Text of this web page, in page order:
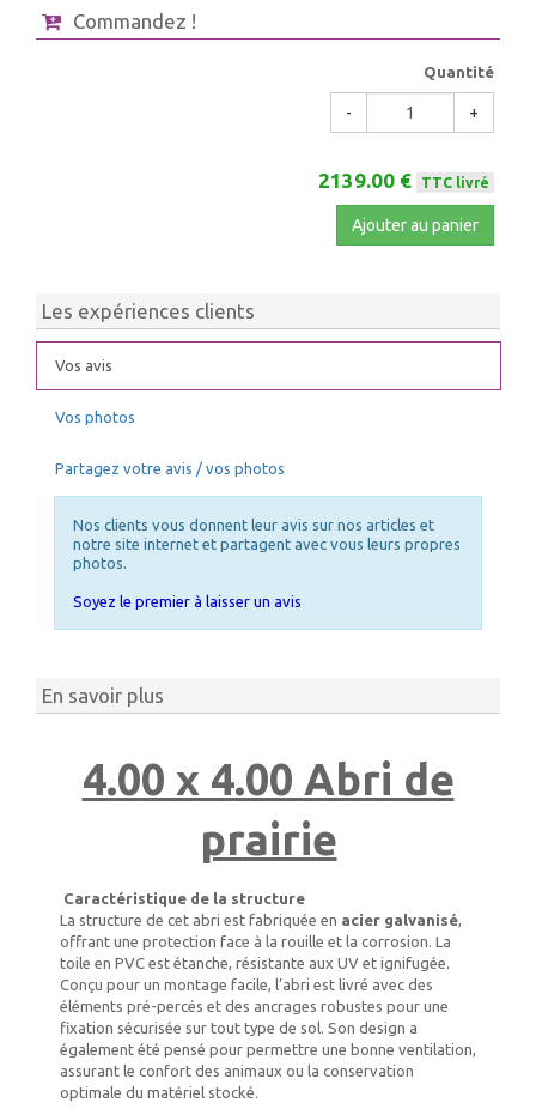
Commandez !
Quantité
- +
2139.00 € TTC livré
Ajouter au panier
Les expériences clients
Vos avis
Vos photos
Partagez votre avis / vos photos
Nos clients vous donnent leur avis sur nos articles et
notre site internet et partagent avec vous leurs propres
photos.
Soyez le premier à laisser un avis
En savoir plus
4.00 x 4.00 Abri de
prairie
Caractéristique de la structure
La structure de cet abri est fabriquée en acier galvanisé,
offrant une protection face à la rouille et la corrosion. La
toile en PVC est étanche, résistante aux UV et ignifugée.
Conçu pour un montage facile, l’abri est livré avec des
éléments pré-percés et des ancrages robustes pour une
fixation sécurisée sur tout type de sol. Son design a
également été pensé pour permettre une bonne ventilation,
assurant le confort des animaux ou la conservation
optimale du matériel stocké.